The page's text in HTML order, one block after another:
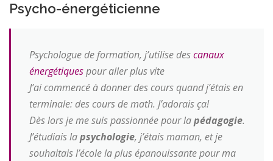
Psycho-énergéticienne
Psychologue de formation, j’utilise descanaux
énergétiquespour aller plus vite
J’ai commencé à donner des cours quand j’étais en
terminale: des cours de math. J’adorais ça!
Dès lors je me suis passionnée pour lapédagogie.
J’étudiais lapsychologie, j’étais maman, et je
souhaitais l’école la plus épanouissante pour ma